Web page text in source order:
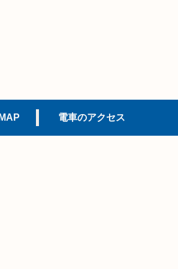
電車のアクセス